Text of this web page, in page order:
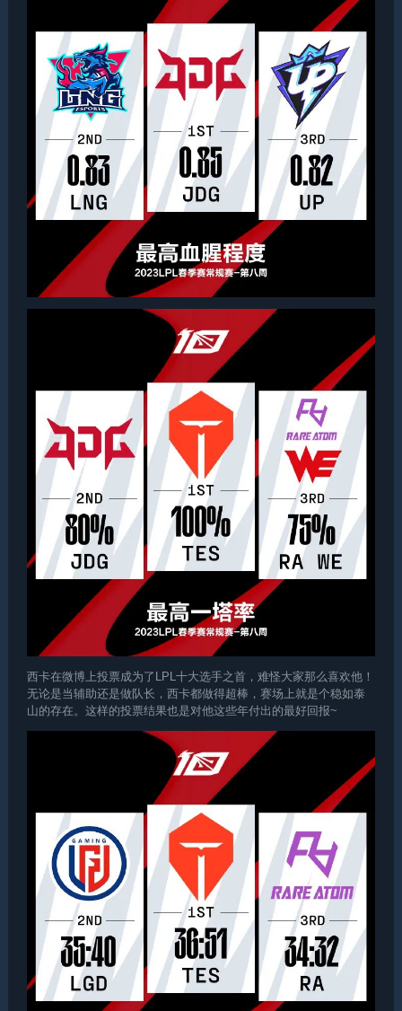
西卡在微博上投票成为了LPL十大选手之首，难怪大家那么喜欢他！
无论是当辅助还是做队长，西卡都做得超棒，赛场上就是个稳如泰
山的存在。这样的投票结果也是对他这些年付出的最好回报~